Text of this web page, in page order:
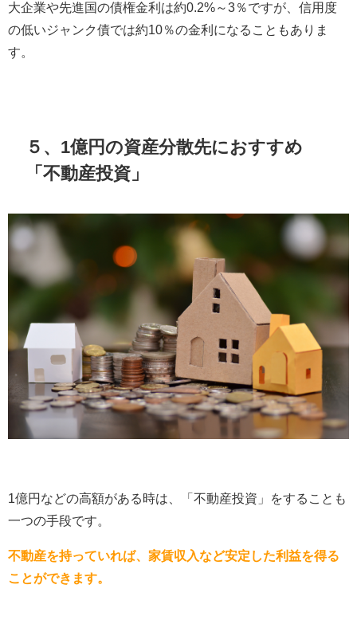
大企業や先進国の債権金利は約0.2%～3％ですが、信用度
の低いジャンク債では約10％の金利になることもありま
す。
５、1億円の資産分散先におすすめ
「不動産投資」
1億円などの高額がある時は、「不動産投資」をすることも
一つの手段です。
不動産を持っていれば、家賃収入など安定した利益を得る
ことができます。